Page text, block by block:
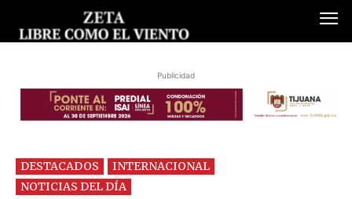
Publicidad
DESTACADOS
INTERNACIONAL
NOTICIAS DEL DÍA